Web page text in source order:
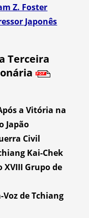
Z. Foster
Japonês
Terceira
a Vitória na
Japão
Civil
Kai-Chek
XVIII Grupo de
de Tchiang